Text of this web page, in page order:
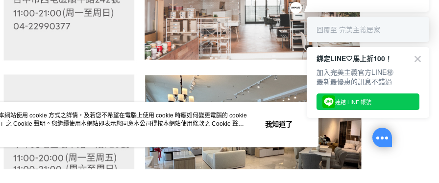
４．使用「AFTEE先享後付」時，將依據個別帳號之用戶狀況，依本公司
即時審查核予不同之上限額度；若仍有額度不足之情形，本公司將視審查
結果請求用戶進行身份認證。
５．嚴禁一人註冊多個帳號或使用他人資訊註冊。若發現惡意使用之情
形，恩沛科技股份有限公司將有權停止該用戶之使用額度並採取法律行
動。
網站使用 cookie 方式之詳情，及若您不希望在電腦上使用 cookie 時應如何變更電腦的 cookie
」之 Cookie 聲明。您繼續使用本網站即表示您同意本公司得按本網站使用條款之 Cookie 聲明
我知道了
回覆至 完美主義居家
綁定LINE🤍馬上折100！
加入完美主義官方LINE㊙
最新最優惠的訊息不錯過
連結 LINE 帳號